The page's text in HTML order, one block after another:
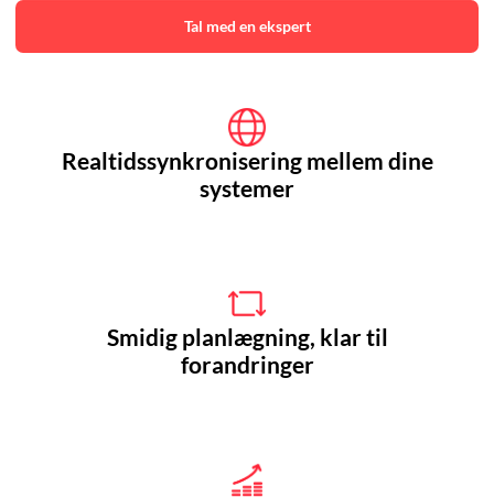
Tal med en ekspert
Realtidssynkronisering mellem dine
systemer
Smidig planlægning, klar til
forandringer